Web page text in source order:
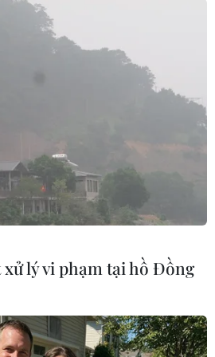
05/08/2026 03:11
vai
Quảng Ninh lên tiếng về
thông tin toàn tỉnh đồng
loạt treo cờ Tổ quốc ngày
23/8
lý vi phạm tại hồ Đồng